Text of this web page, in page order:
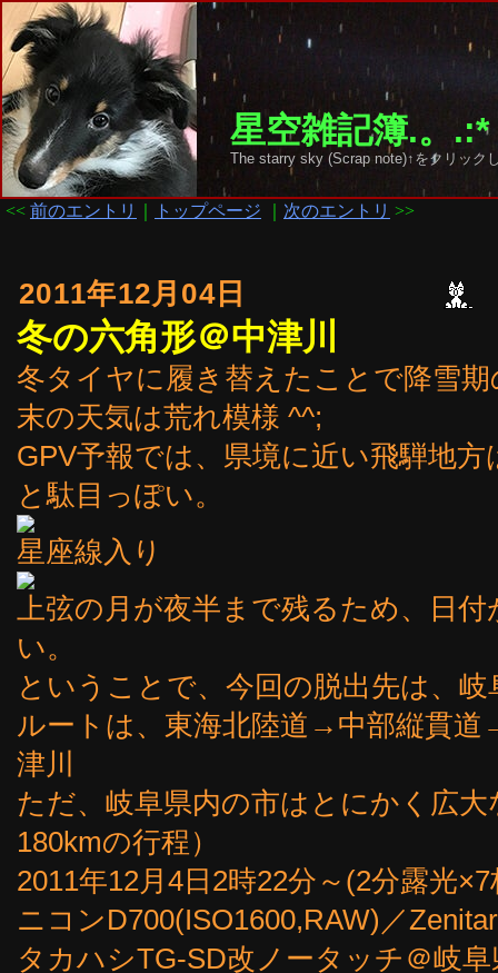
星空雑記簿.。
The starry sky (Scrap note)↑をクリック
<< 前のエントリ トップページ 次のエントリ >>
2011年12月04日
冬の六角形＠中津川
冬タイヤに履き替えたことで降雪
末の天気は荒れ模様 ^^;
GPV予報では、県境に近い飛騨地
と駄目っぽい。
星座線入り
上弦の月が夜半まで残るため、日
い。
ということで、今回の脱出先は、
ルートは、東海北陸道→中部縦貫
津川
ただ、岐阜県内の市はとにかく広
180kmの行程）
2011年12月4日2時22分～(2分露光×7
ニコンD700(ISO1600,RAW)／
タカハシTG-SD改ノータッチ＠岐